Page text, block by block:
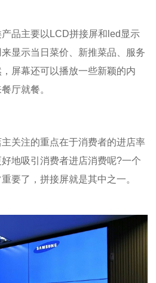
品主要以LCD拼接屏和 led 显示
显示当日菜价、新推菜品、服务
屏幕还可以播放一些新颖的内
厅就餐。
主关注的重点在于消费者的进店率
地吸引消费者进店消费呢?一个
要了，拼接屏就是其中之一。